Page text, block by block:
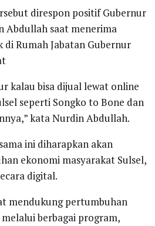
direspon positif Gubernur
Abdullah saat menerima
Rumah Jabatan Gubernur
kalau bisa dijual lewat online
seperti Songko to Bone dan
kata Nurdin Abdullah.
ini diharapkan akan
ekonomi masyarakat Sulsel,
digital.
mendukung pertumbuhan
berbagai program,